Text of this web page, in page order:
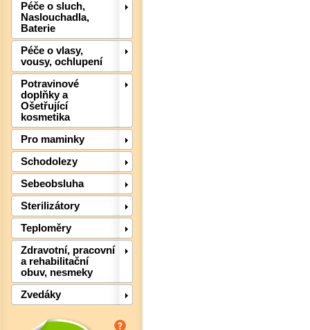
Péče o sluch,
Naslouchadla,
Baterie
Péče o vlasy,
vousy, ochlupení
Potravinové
doplňky a
Ošetřující
kosmetika
Pro maminky
Schodolezy
Sebeobsluha
Sterilizátory
Teploměry
Zdravotní, pracovní
a rehabilitační
obuv, nesmeky
Zvedáky